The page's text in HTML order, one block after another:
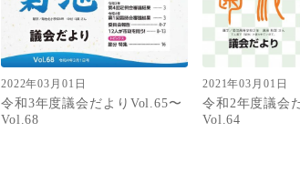
2022年03月01日
令和3年度議会だよりVol.65〜
Vol.68
2021年03月01日
令和2年度議会
Vol.64